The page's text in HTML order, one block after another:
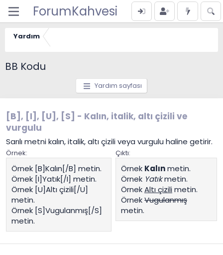
ForumKahvesi
Yardım
BB Kodu
Yardım sayfası
[B], [I], [U], [S] - Kalın, italik, altı çizili ve
vurgulu
Sarılı metni kalın, italik, altı çizili veya vurgulu haline getirir.
Örnek:
Örnek [B]Kalın[/B] metin.
Örnek [I]Yatık[/I] metin.
Örnek [U]Altı çizili[/U]
metin.
Örnek [S]Vugulanmış[/S]
metin.
Çıktı:
Örnek Kalınmetin.
Örnek Yatıkmetin.
ÖrnekAltı çizilimetin.
ÖrnekVugulanmış
metin.